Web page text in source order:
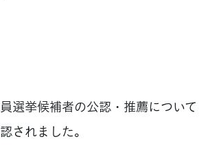
選挙候補者の公認・推薦について
されました。